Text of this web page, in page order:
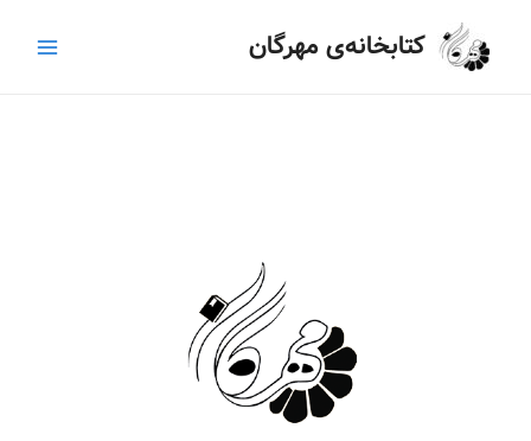
کتابخانه‌ی مهرگان